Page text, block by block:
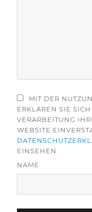
MIT DER
ERKLÄREN SIE
VERARBEITUNG
WEBSITE
EINSEHEN.
NAME